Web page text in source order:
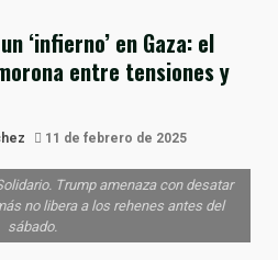
‘infierno’ en Gaza: el
entre tensiones y
11 de febrero de 2025
Trump amenaza con desatar
no libera a los rehenes antes del
sábado.